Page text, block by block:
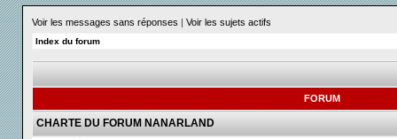
Voir les messages sans réponses | Voir les sujets actifs
Index du forum
FORUM
CHARTE DU FORUM NANARLAND